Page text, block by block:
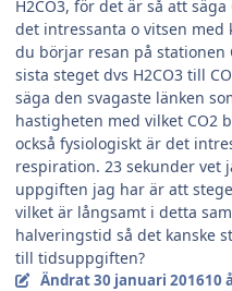
H2CO3, för det är så att
det intressanta o vitsen med
du börjar resan på stationen
sista steget dvs H2CO3 till
säga den svagaste länken
hastigheten med vilket CO2
också fysiologiskt är det
respiration. 23 sekunder vet
uppgiften jag har är att
vilket är långsamt i detta
halveringstid så det kanske
till tidsuppgiften?
Ändrat30 januari 201610